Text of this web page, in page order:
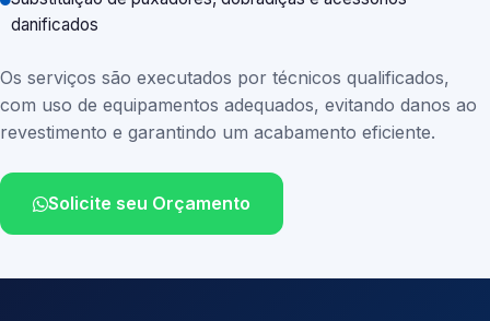
danificados
Os serviços são executados por técnicos qualificados,
com uso de equipamentos adequados, evitando danos ao
revestimento e garantindo um acabamento eficiente.
Solicite seu Orçamento